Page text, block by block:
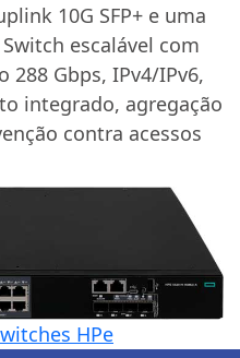
10G SFP+ e uma
escalável com
288 Gbps, IPv4/IPv6,
integrado, agregação
contra acessos
HPe